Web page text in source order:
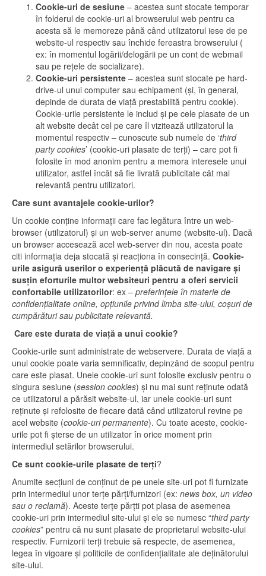
Cookie-uri de sesiune – acestea sunt stocate temporar
în folderul de cookie-uri al browserului web pentru ca
acesta să le memoreze până când utilizatorul iese de pe
website-ul respectiv sau închide fereastra browserului (
ex: în momentul logării/delogării pe un cont de webmail
sau pe rețele de socializare).
Cookie-uri persistente – acestea sunt stocate pe hard-
drive-ul unui computer sau echipament (și, în general,
depinde de durata de viață prestabilită pentru cookie).
Cookie-urile persistente le includ și pe cele plasate de un
alt website decât cel pe care îl vizitează utilizatorul la
momentul respectiv – cunoscute sub numele de ‘third
party cookies’ (cookie-uri plasate de terți) – care pot fi
folosite în mod anonim pentru a memora interesele unui
utilizator, astfel încât să fie livrată publicitate cât mai
relevantă pentru utilizatori.
Care sunt avantajele cookie-urilor?
Un cookie conține informații care fac legătura între un web-
browser (utilizatorul) și un web-server anume (website-ul). Dacă
un browser accesează acel web-server din nou, acesta poate
citi informația deja stocată și reacționa în consecință. Cookie-
urile asigură userilor o experiență plăcută de navigare și
susțin eforturile multor websiteuri pentru a oferi servicii
confortabile utilizatorilor: ex – preferințele în materie de
confidențialitate online, opțiunile privind limba site-ului, coșuri de
cumpărături sau publicitate relevantă.
Care este durata de viață a unui cookie?
Cookie-urile sunt administrate de webservere. Durata de viață a
unui cookie poate varia semnificativ, depinzând de scopul pentru
care este plasat. Unele cookie-uri sunt folosite exclusiv pentru o
singura sesiune (session cookies) și nu mai sunt reținute odată
ce utilizatorul a părăsit website-ul, iar unele cookie-uri sunt
reținute și refolosite de fiecare dată când utilizatorul revine pe
acel website (cookie-uri permanente). Cu toate aceste, cookie-
urile pot fi șterse de un utilizator în orice moment prin
intermediul setărilor browserului.
Ce sunt cookie-urile plasate de terți?
Anumite secțiuni de conținut de pe unele site-uri pot fi furnizate
prin intermediul unor terțe părți/furnizori (ex: news box, un video
sau o reclamă). Aceste terțe părțti pot plasa de asemenea
cookie-uri prin intermediul site-ului și ele se numesc “third party
cookies” pentru că nu sunt plasate de proprietarul website-ului
respectiv. Furnizorii terți trebuie să respecte, de asemenea,
legea în vigoare și politicile de confidențialitate ale deținătorului
site-ului.